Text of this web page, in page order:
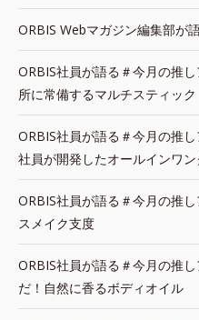
ORBIS Webマガジン編集部が
ORBIS社員が語る＃今月の推
所に常備するマルチスティック
ORBIS社員が語る＃今月の推
社員が開発したオールインワ
ORBIS社員が語る＃今月の推
スメイク支度
ORBIS社員が語る＃今月の推
だ！自然に香るボディオイル